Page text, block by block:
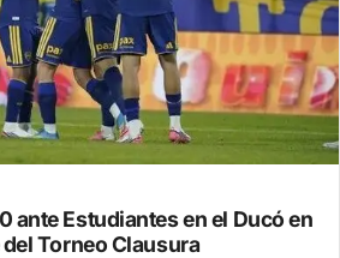
ante Estudiantes en el Ducó en
Torneo Clausura